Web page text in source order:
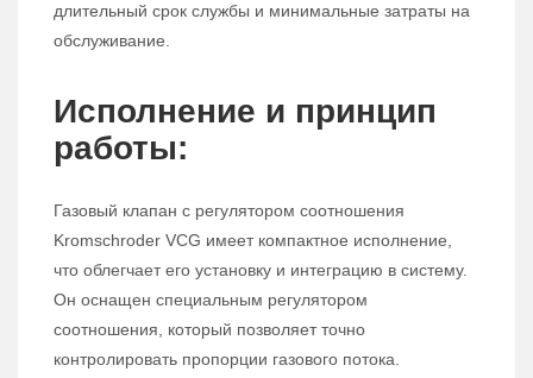
длительный срок службы и минимальные затраты на
обслуживание.
Исполнение и принцип
работы:
Газовый клапан с регулятором соотношения
Kromschroder VCG имеет компактное исполнение,
что облегчает его установку и интеграцию в систему.
Он оснащен специальным регулятором
соотношения, который позволяет точно
контролировать пропорции газового потока.